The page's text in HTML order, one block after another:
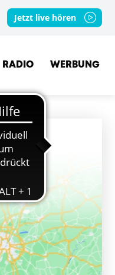
Jetzt live hören
RADIO WERBUNG